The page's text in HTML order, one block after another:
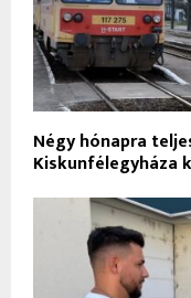
Négy hónapra
Kiskunfélegyháza